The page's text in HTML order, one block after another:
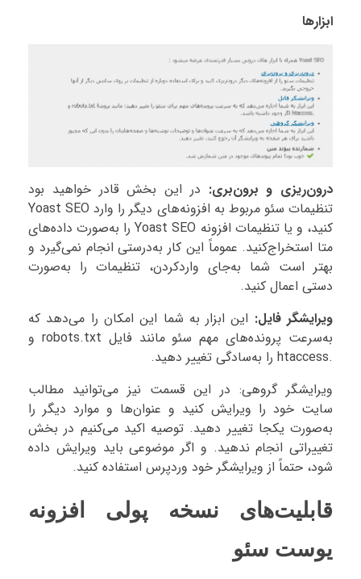
ابزارها
درون‌ریزی و برون‌بری: در این بخش قادر خواهید بود
تنظیمات سئو مربوط به افزونه‌های دیگر را وارد Yoast SEO
کنید، و یا تنظیمات افزونه Yoast SEO را به‌صورت داده‌های
متا استخراج‌کنید. عموماً این کار به‌درستی انجام نمی‌گیرد و
بهتر است شما به‌جای واردکردن، تنظیمات را به‌صورت
دستی اعمال کنید.
ویرایشگر فایل: این ابزار به شما این امکان را می‌دهد که
به‌سرعت پرونده‌های مهم سئو مانند فایل robots.txt و
.htaccess را به‌سادگی تغییر دهید.
ویرایشگر گروهی: در این قسمت نیز می‌توانید مطالب
سایت خود را ویرایش کنید و عنوان‌ها و موارد دیگر را
به‌صورت یکجا تغییر دهید. توصیه اکید می‌کنیم در بخش
تغییراتی انجام ندهید. و اگر موضوعی باید ویرایش داده
شود، حتماً از ویرایشگر خود وردپرس استفاده کنید.
قابلیت‌های نسخه پولی افزونه
یوست سئو